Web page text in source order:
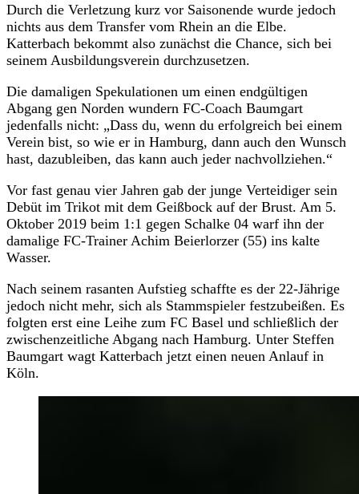
Durch die Verletzung kurz vor Saisonende wurde jedoch
nichts aus dem Transfer vom Rhein an die Elbe.
Katterbach bekommt also zunächst die Chance, sich bei
seinem Ausbildungsverein durchzusetzen.
Die damaligen Spekulationen um einen endgültigen
Abgang gen Norden wundern FC-Coach Baumgart
jedenfalls nicht: „Dass du, wenn du erfolgreich bei einem
Verein bist, so wie er in Hamburg, dann auch den Wunsch
hast, dazubleiben, das kann auch jeder nachvollziehen.“
Vor fast genau vier Jahren gab der junge Verteidiger sein
Debüt im Trikot mit dem Geißbock auf der Brust. Am 5.
Oktober 2019 beim 1:1 gegen Schalke 04 warf ihn der
damalige FC-Trainer Achim Beierlorzer (55) ins kalte
Wasser.
Nach seinem rasanten Aufstieg schaffte es der 22-Jährige
jedoch nicht mehr, sich als Stammspieler festzubeißen. Es
folgten erst eine Leihe zum FC Basel und schließlich der
zwischenzeitliche Abgang nach Hamburg. Unter Steffen
Baumgart wagt Katterbach jetzt einen neuen Anlauf in
Köln.